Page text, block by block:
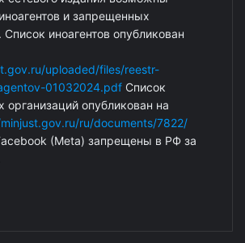
и запрещенных
Список иноагентов опубликован
uploaded/files/reestr-
01032024.pdf Список
опубликован на
ru/documents/7822/
(Metа) запрещены в РФ за